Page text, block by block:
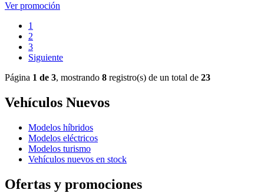
Ver promoción
1
2
3
Siguiente
Página 1 de 3, mostrando 8 registro(s) de un total de 23
Vehículos Nuevos
Modelos híbridos
Modelos eléctricos
Modelos turismo
Vehículos nuevos en stock
Ofertas y promociones